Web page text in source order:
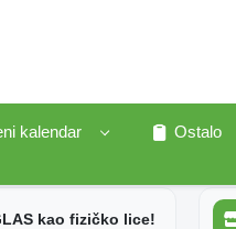
kalendar
Ostalo
kao fizičko lice!